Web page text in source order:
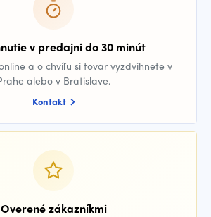
v predajni do 30 minút
a o chvíľu si tovar vyzdvihnete v
alebo v Bratislave.
Kontakt
Overené zákazníkmi